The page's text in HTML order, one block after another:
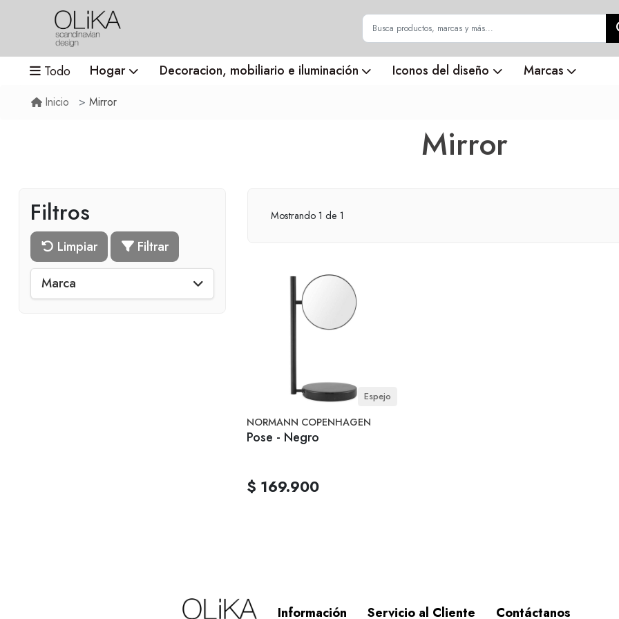
Todo Hogar Decoracion, mobiliario e iluminación Iconos del diseño Marcas
Inicio Mirror
Mirror
Filtros
Limpiar Filtrar
Marca
Mostrando 1 de 1
Espejo
NORMANN COPENHAGEN
Pose - Negro
$ 169.900
Información Servicio al Cliente Contáctanos